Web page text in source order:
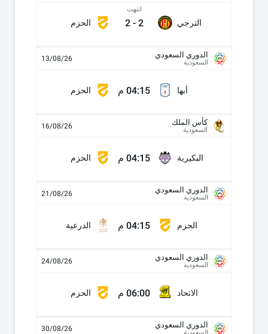
الترجي
انتهت
2
-
2 الحزم
الدوري السعودي
السعودية 13/08/26
أبها 04:15 م الحزم
كأس الملك
السعودية 16/08/26
البكيرية 04:15 م الحزم
الدوري السعودي
السعودية 21/08/26
الحزم 04:15 م الدرعية
الدوري السعودي
السعودية 24/08/26
الاتحاد 06:00 م الحزم
الدوري السعودي 30/08/26